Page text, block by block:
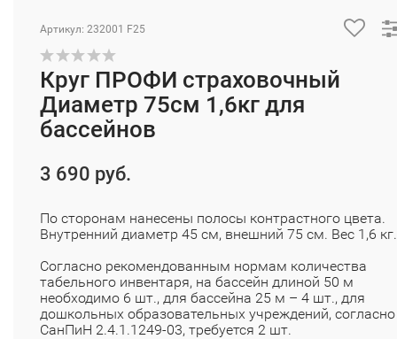
Артикул: 232001 F25
Круг ПРОФИ страховочный
Диаметр 75см 1,6кг для
бассейнов
3 690 руб.
По сторонам нанесены полосы контрастного цвета.
Внутренний диаметр 45 см, внешний 75 см. Вес 1,6 кг.
Согласно рекомендованным нормам количества
табельного инвентаря, на бассейн длиной 50 м
необходимо 6 шт., для бассейна 25 м – 4 шт., для
дошкольных образовательных учреждений, согласно
СанПиН 2.4.1.1249-03, требуется 2 шт.